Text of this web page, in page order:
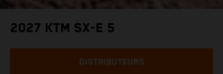
2027 KTM SX-E 5
DISTRIBUTEURS